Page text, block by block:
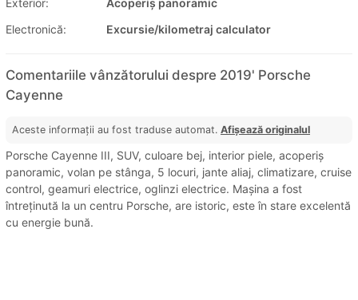
Exterior:
Acoperiș panoramic
Electronică:
Excursie/kilometraj calculator
Comentariile vânzătorului despre 2019' Porsche
Cayenne
Aceste informații au fost traduse automat. Afișează originalul
Porsche Cayenne III, SUV, culoare bej, interior piele, acoperiș
panoramic, volan pe stânga, 5 locuri, jante aliaj, climatizare, cruise
control, geamuri electrice, oglinzi electrice. Mașina a fost
întreținută la un centru Porsche, are istoric, este în stare excelentă
cu energie bună.